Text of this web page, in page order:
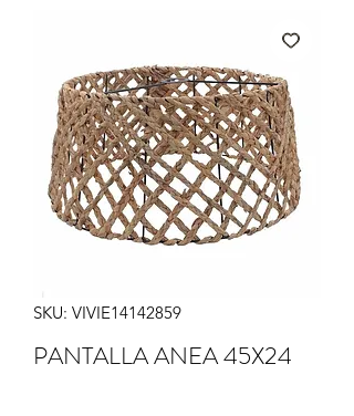
SKU: VIVIE14142859
PANTALLA ANEA 45X24